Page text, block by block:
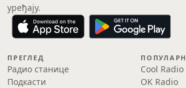
уређају.
ПРЕГЛЕД
Радио станице
Подкасти
Cool Radio
OK Radio